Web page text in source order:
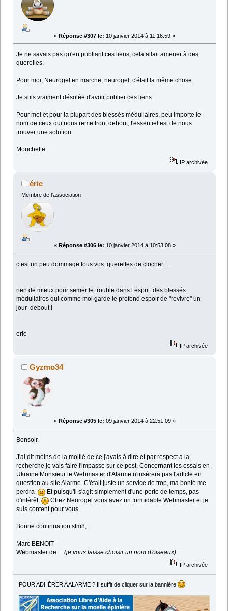
« Réponse #307 le: 10 janvier 2014 à 11:16:59 »
Je ne savais pas qu'en publiant ces liens, cela allait amener à des
querelles.
Pour moi, Neurogel en marche, neurogel, c'était la même chose.
Je suis vraiment désolée d'avoir publier ces liens.
Pour moi et pour la plupart des blessés médullaires, peu importe le
nom de ceux qui nous remettront debout, l'essentiel est de nous
trouver une solution.
Mouchette
IP archivée
éric
Membre de l'association
« Réponse #306 le: 10 janvier 2014 à 10:53:08 »
c est un peu dommage tous vos querelles de clocher ...
rien de mieux pour semer le trouble dans l esprit des blessés
médullaires qui comme moi garde le profond espoir de "revivre" un
jour debout !
eric
IP archivée
Gyzmo34
« Réponse #305 le: 09 janvier 2014 à 22:51:09 »
Bonsoir,
J'ai dit moins de la moitié de ce j'avais à dire et par respect à la
recherche je vais faire l'impasse sur ce post. Concernant les essais en
Ukraine Monsieur le Webmaster d'Alarme n'insérera pas l'article en
question au site Alarme. C'était juste un service de trop, ma bonté me
perdra
Et puisqu'il s'agit simplement d'une perte de temps, pas
d'intérêt
Chez Neurogel vous avez un formidable Webmaster et je
suis content pour vous.
Bonne continuation stm8,
Marc BENOIT
Webmaster de ...(je vous laisse choisir un nom d'oiseaux)
IP archivée
POUR ADHÉRER A ALARME ? Il suffit de cliquer sur la bannière